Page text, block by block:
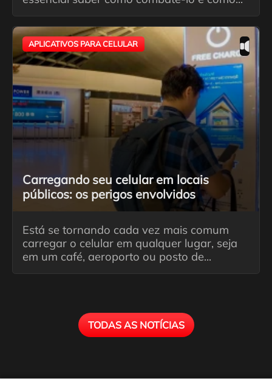
APLICATIVOS PARA CELULAR
Carregando seu celular em locais
públicos: os perigos envolvidos
Está se tornando cada vez mais comum
carregar o celular em qualquer lugar, seja
em um café, aeroporto ou posto de...
TODAS AS NOTÍCIAS